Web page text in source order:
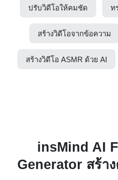
ปรับวิดีโอให้คมชัด ท
สร้างวิดีโอจากข้อความ
สร้างวิดีโอ ASMR ด้วย AI
insMind AI
Generator สร้า